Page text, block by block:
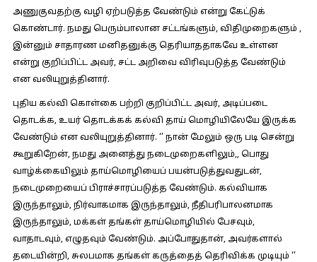
அணுகுவதற்கு வழி ஏற்படுத்த வேண்டும் என்று கேட்டுக்
கொண்டார். நமது பெரும்பாலான சட்டங்களும், விதிமுறைகளும் ,
இன்னும் சாதாரண மனிதனுக்கு தெரியாததாகவே உள்ளன
என்று குறிப்பிட்ட அவர், சட்ட அறிவை விரிவுபடுத்த வேண்டும்
என வலியுறுத்தினார்.
புதிய கல்வி கொள்கை பற்றி குறிப்பிட்ட அவர், அடிப்படை
தொடக்க, உயர் தொடக்கக் கல்வி தாய் மொழியிலேயே இருக்க
வேண்டும் என வலியுறுத்தினார். ‘’ நான் மேலும் ஒரு படி சென்று
கூறுகிறேன், நமது அனைத்து நடைமுறைகளிலும்,, பொது
வாழ்க்கையிலும் தாய்மொழியைப் பயன்படுத்துவதுடன்,
நடைமுறையைப் பிராச்சாரப்படுத்த வேண்டும். கல்வியாக
இருந்தாலும், நிர்வாகமாக இருந்தாலும், நீதிபரிபாலனமாக
இருந்தாலும், மக்கள் தங்கள் தாய்மொழியில் பேசவும்,
வாதாடவும், எழுதவும் வேண்டும். அப்போதுதான், அவர்களால்
தடையின்றி, சுலபமாக தங்கள் கருத்தைத் தெரிவிக்க முடியும் ‘’